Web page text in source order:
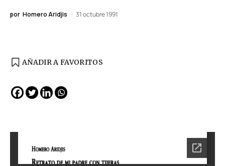
por Homero Aridjis 31 octubre 1991
AÑADIR A FAVORITOS